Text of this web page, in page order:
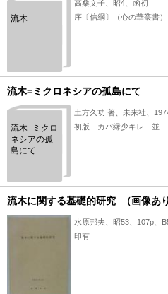
流木
高桑文子、昭4、函初
序〔信綱〕（心の華叢書）
流木=ミクロネシアの孤島にて
流木=ミクロ
ネシアの孤
島にて
土方久功 著、未来社、
初版 カバ縁少キレ 並
流木に関する基礎的研究 （画像あり
水原邦夫、昭53、107p、
印有